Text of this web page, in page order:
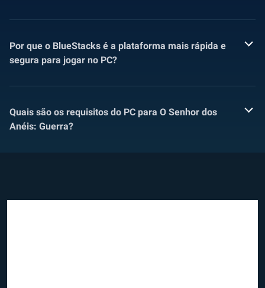
Por que o BlueStacks é a plataforma mais rápida e
segura para jogar no PC?
Quais são os requisitos do PC para O Senhor dos
Anéis: Guerra?